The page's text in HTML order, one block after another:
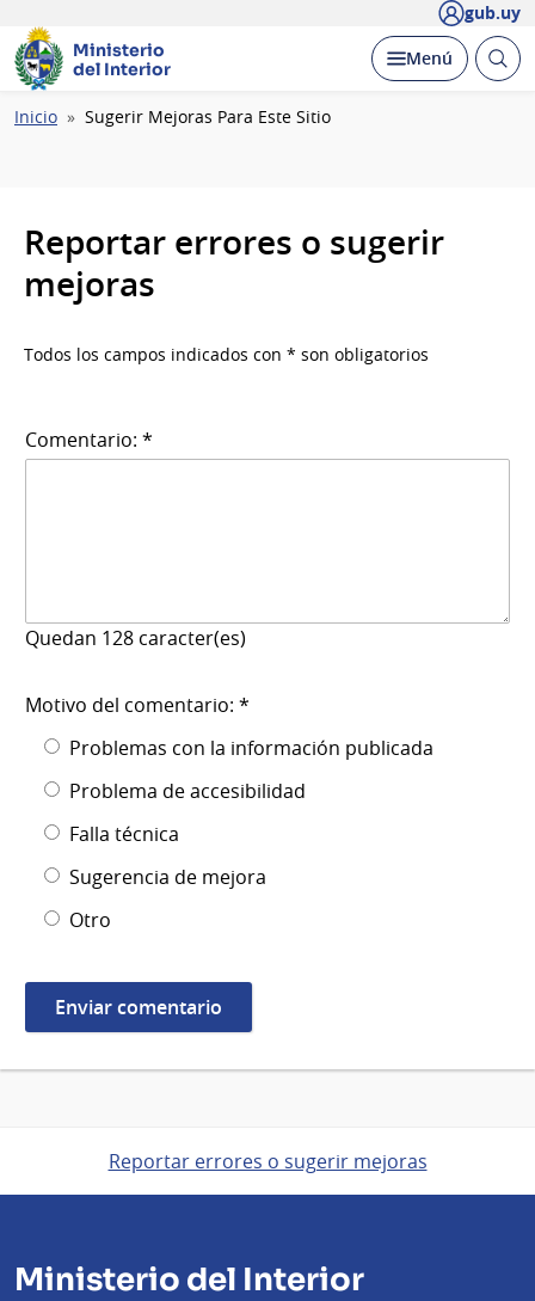
gub.uy
Ministerio
del Interior
Desplegar
Menú Abrir
Ruta
Inicio Sugerir Mejoras Para Este Sitio
Reportar errores o sugerir
mejoras
Todos los campos indicados con * son obligatorios
Comentario: *
Quedan 128 caracter(es)
Motivo del comentario: *
Problemas con la información publicada
Problema de accesibilidad
Falla técnica
Sugerencia de mejora
Otro
Reportar errores o sugerir mejoras
Ministerio del Interior